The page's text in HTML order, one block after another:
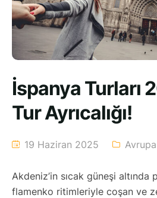
İspanya Turları
Tur Ayrıcalığı!
19 Haziran 2025
Akdeniz’in sıcak güneşi altında
flamenko ritimleriyle coşan ve